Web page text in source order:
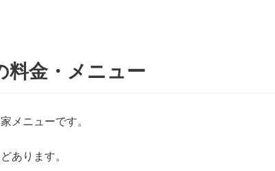
料金・メニュー
メニューです。
あります。